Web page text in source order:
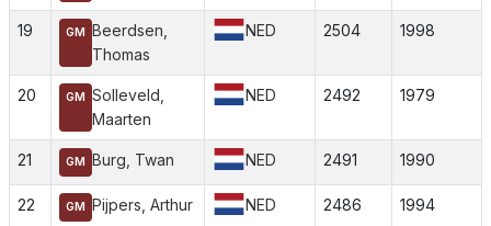
19 GM Beerdsen,
Thomas
NED 2504 1998
20 GM Solleveld,
Maarten
NED 2492 1979
21 GM Burg, Twan NED 2491 1990
22 GM Pijpers, Arthur NED 2486 1994